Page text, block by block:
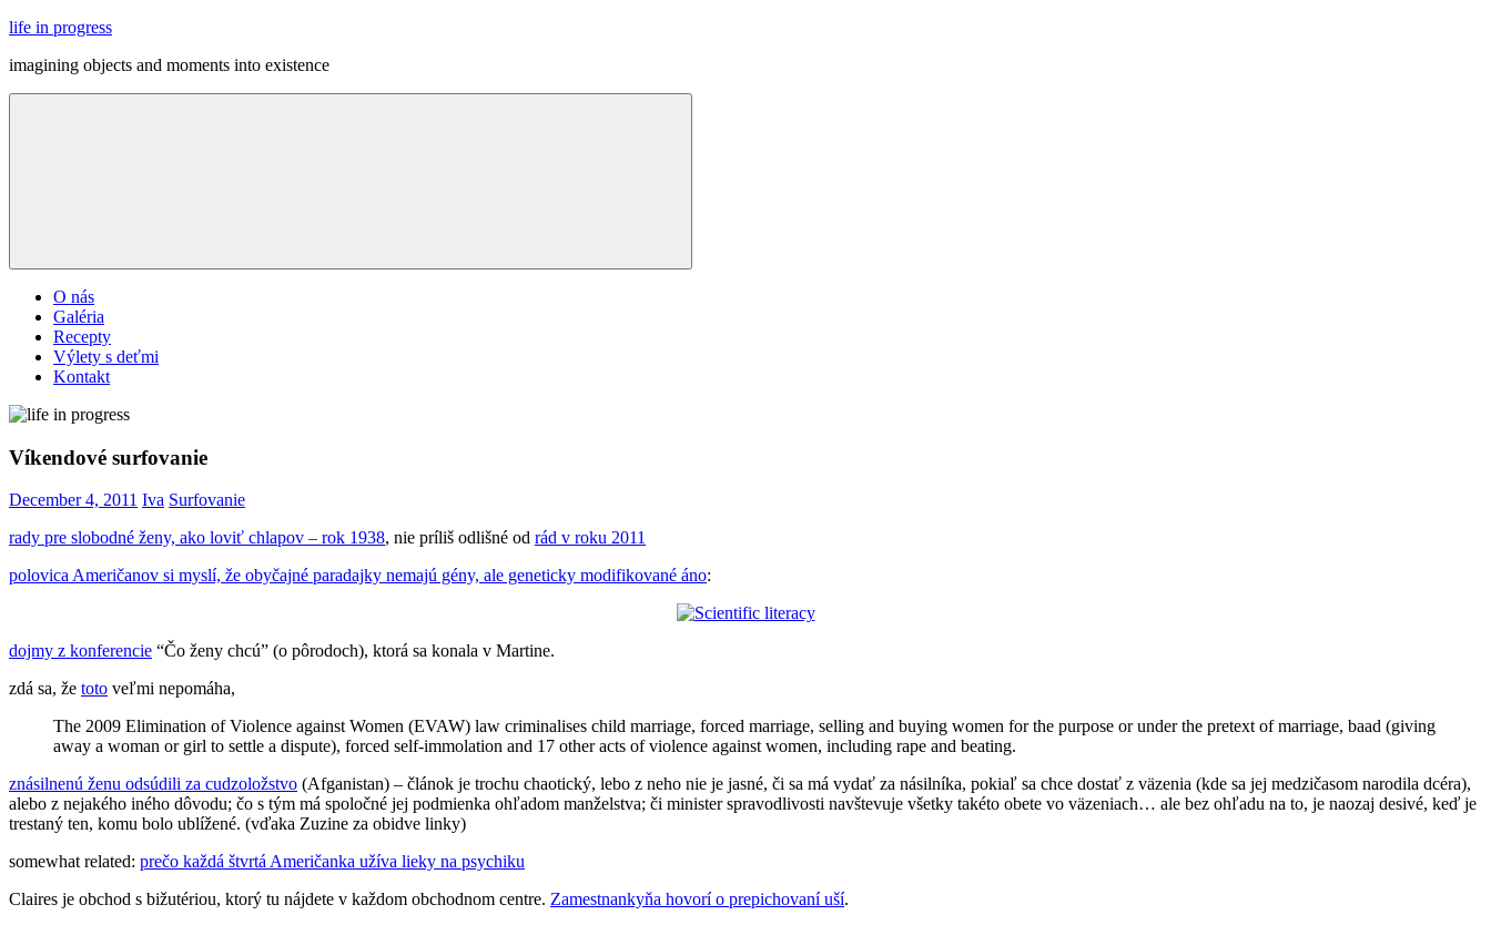
Skip
content
life in progress
imagining objects and moments into existence
Menu
O nás
Galéria
Recepty
Výlety s deťmi
Kontakt
Víkendové surfovanie
December 4, 2011 Iva Surfovanie
rady pre slobodné ženy, ako loviť chlapov – rok 1938, nie príliš odlišné od rád v roku 2011
polovica Američanov si myslí, že obyčajné paradajky nemajú gény, ale geneticky modifikované áno:
dojmy z konferencie “Čo ženy chcú” (o pôrodoch), ktorá sa konala v Martine.
zdá sa, že toto veľmi nepomáha,
The 2009 Elimination of Violence against Women (EVAW) law criminalises child marriage, forced marriage, selling and buying women for the purpose or under the pretext of marriage, baad (giving
away a woman or girl to settle a dispute), forced self-immolation and 17 other acts of violence against women, including rape and beating.
znásilnenú ženu odsúdili za cudzoložstvo (Afganistan) – článok je trochu chaotický, lebo z neho nie je jasné, či sa má vydať za násilníka, pokiaľ sa chce dostať z väzenia (kde sa jej medzičasom narodila dcéra),
alebo z nejakého iného dôvodu; čo s tým má spoločné jej podmienka ohľadom manželstva; či minister spravodlivosti navštevuje všetky takéto obete vo väzeniach… ale bez ohľadu na to, je naozaj desivé, keď je
trestaný ten, komu bolo ublížené. (vďaka Zuzine za obidve linky)
somewhat related: prečo každá štvrtá Američanka užíva lieky na psychiku
Claires je obchod s bižutériou, ktorý tu nájdete v každom obchodnom centre. Zamestnankyňa hovorí o prepichovaní uší.